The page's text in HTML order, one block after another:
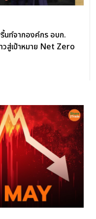
นท์จากองค์กร อบก.
สู่เป้าหมาย Net Zero